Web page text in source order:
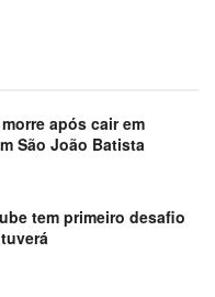
após cair em
São João Batista
tem primeiro desafio